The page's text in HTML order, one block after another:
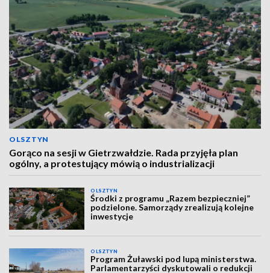
OLSZTYN
Gorąco na sesji w Gietrzwałdzie. Rada przyjęła plan
ogólny, a protestujący mówią o industrializacji
OLSZTYN
Środki z programu „Razem bezpieczniej”
podzielone. Samorządy zrealizują kolejne
inwestycje
OLSZTYN
Program Żuławski pod lupą ministerstwa.
Parlamentarzyści dyskutowali o redukcji